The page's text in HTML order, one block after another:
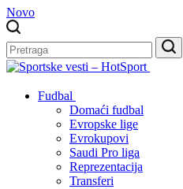
Novo
Fudbal
Domaći fudbal
Evropske lige
Evrokupovi
Saudi Pro liga
Reprezentacija
Transferi